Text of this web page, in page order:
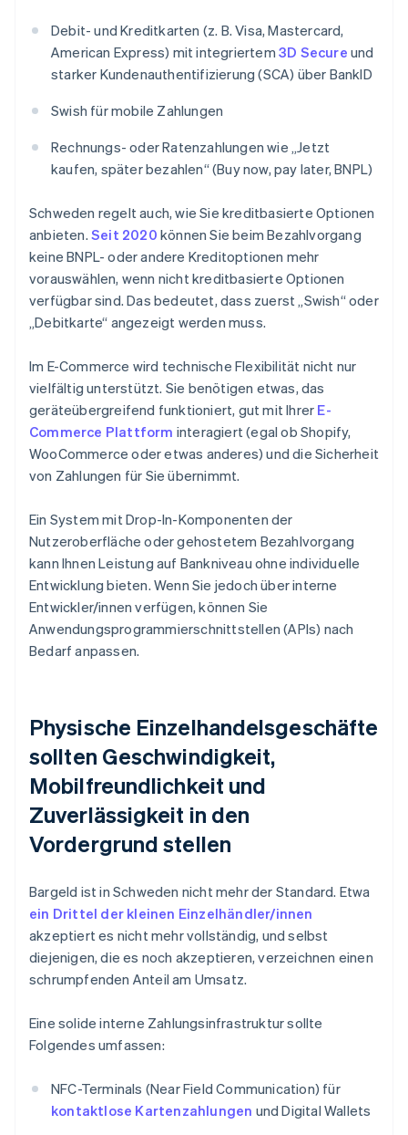
Debit- und Kreditkarten (z. B. Visa, Mastercard,
American Express) mit integriertem 3D Secure und
starker Kundenauthentifizierung (SCA) über BankID
Swish für mobile Zahlungen
Rechnungs- oder Ratenzahlungen wie „Jetzt
kaufen, später bezahlen“ (Buy now, pay later, BNPL)
Schweden regelt auch, wie Sie kreditbasierte Optionen
anbieten. Seit 2020 können Sie beim Bezahlvorgang
keine BNPL- oder andere Kreditoptionen mehr
vorauswählen, wenn nicht kreditbasierte Optionen
verfügbar sind. Das bedeutet, dass zuerst „Swish“ oder
„Debitkarte“ angezeigt werden muss.
Im E-Commerce wird technische Flexibilität nicht nur
vielfältig unterstützt. Sie benötigen etwas, das
geräteübergreifend funktioniert, gut mit Ihrer E-
Commerce Plattform interagiert (egal ob Shopify,
WooCommerce oder etwas anderes) und die Sicherheit
von Zahlungen für Sie übernimmt.
Ein System mit Drop-In-Komponenten der
Nutzeroberfläche oder gehostetem Bezahlvorgang
kann Ihnen Leistung auf Bankniveau ohne individuelle
Entwicklung bieten. Wenn Sie jedoch über interne
Entwickler/innen verfügen, können Sie
Anwendungsprogrammierschnittstellen (APIs) nach
Bedarf anpassen.
Physische Einzelhandelsgeschäfte
sollten Geschwindigkeit,
Mobilfreundlichkeit und
Zuverlässigkeit in den
Vordergrund stellen
Bargeld ist in Schweden nicht mehr der Standard. Etwa
ein Drittel der kleinen Einzelhändler/innen
akzeptiert es nicht mehr vollständig, und selbst
diejenigen, die es noch akzeptieren, verzeichnen einen
schrumpfenden Anteil am Umsatz.
Eine solide interne Zahlungsinfrastruktur sollte
Folgendes umfassen:
NFC-Terminals (Near Field Communication) für
kontaktlose Kartenzahlungen und Digital Wallets